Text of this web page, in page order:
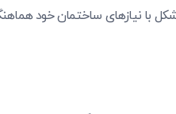
با نیازهای ساختمان خود